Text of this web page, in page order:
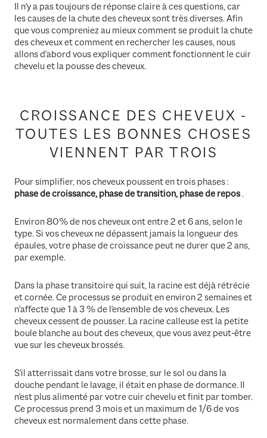
Il n'y a pas toujours de réponse claire à ces questions, car
les causes de la chute des cheveux sont très diverses. Afin
que vous compreniez au mieux comment se produit la chute
des cheveux et comment en rechercher les causes, nous
allons d'abord vous expliquer comment fonctionnent le cuir
chevelu et la pousse des cheveux.
CROISSANCE DES CHEVEUX -
TOUTES LES BONNES CHOSES
VIENNENT PAR TROIS
Pour simplifier, nos cheveux poussent en trois phases :
phase de croissance, phase de transition, phase de repos.
Environ 80% de nos cheveux ont entre 2 et 6 ans, selon le
type. Si vos cheveux ne dépassent jamais la longueur des
épaules, votre phase de croissance peut ne durer que 2 ans,
par exemple.
Dans la phase transitoire qui suit, la racine est déjà rétrécie
et cornée. Ce processus se produit en environ 2 semaines et
n'affecte que 1 à 3 % de l'ensemble de vos cheveux. Les
cheveux cessent de pousser. La racine calleuse est la petite
boule blanche au bout des cheveux, que vous avez peut-être
vue sur les cheveux brossés.
S'il atterrissait dans votre brosse, sur le sol ou dans la
douche pendant le lavage, il était en phase de dormance. Il
n'est plus alimenté par votre cuir chevelu et finit par tomber.
Ce processus prend 3 mois et un maximum de 1/6 de vos
cheveux est normalement dans cette phase.